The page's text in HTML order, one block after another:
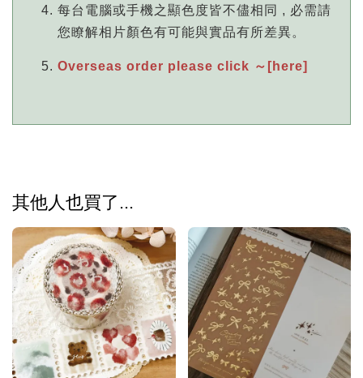
每台電腦或手機之顯色度皆不儘相同 , 必需請
您瞭解相片顏色有可能與實品有所差異。
Overseas order please click ～[here]
其他人也買了...